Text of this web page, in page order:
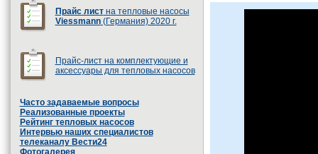
Прайс листна тепловые насосы
Viessmann(Германия) 2020 г.
Прайс-лист на комплектующие и
аксессуары для тепловых насосов
Часто задаваемые вопросы
Реализованные проекты
Рейтинг тепловых насосов
Интервью наших специалистов
телеканалу Вести24
Фотогалерея